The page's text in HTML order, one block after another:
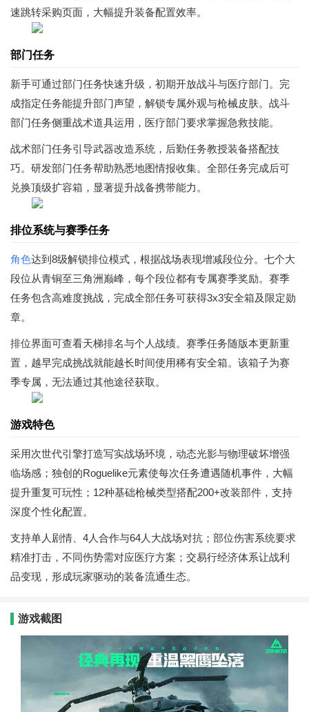
速跳转采购页面，大幅提升装备配置效率。
部门任务
新手可通过部门任务快速升级，初期开放战斗与医疗部门。完
成指定任务能提升部门声望，解锁专属外观与枪械皮肤。战斗
部门任务侧重战术道具运用，医疗部门要求掌握急救技能。
战术部门任务引导武器改造系统，后勤任务教授装备搭配技
巧。研发部门任务帮助熟悉地图情报收集。全部任务完成后可
兑换顶级扩容箱，显著提升战备携带能力。
排位系统与赛季任务
角色达到8级解锁排位模式，根据战场表现增减段位分。七个大
段位从青铜至三角洲巅峰，每个段位都有专属赛季奖励。赛季
任务包含高难度挑战，完成全部任务可获得3x3安全箱及限定勋
章。
排位界面可查看天梯排名与个人战绩。赛季任务随版本更新重
置，越早完成挑战就能越长时间使用稀有安全箱。该箱子为赛
季专属，无法通过其他途径获取。
游戏特色
采用次世代引擎打造写实战场环境，动态光影与物理破坏增强
临场感；独创的Roguelike元素使每次任务遭遇随机事件，大幅
提升重复可玩性；12种基础枪械类型搭配200+改装部件，支持
深度个性化配置。
支持单人剧情、4人合作与64人大战场对抗；部位伤害系统要求
精准打击，不同伤势需对应医疗方案；交易行经济体系让战利
品变现，形成玩家驱动的装备流通生态。
游戏截图